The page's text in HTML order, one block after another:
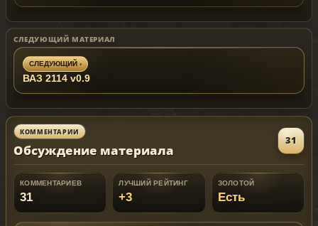
СЛЕДУЮЩИЙ МАТЕРИАЛ
СЛЕДУЮЩИЙ ›
ВАЗ 2114 v0.9
КОММЕНТАРИИ
Обсуждение материала
31
КОММЕНТАРИЕВ
31
ЛУЧШИЙ РЕЙТИНГ
+3
ЗОЛОТОЙ
Есть